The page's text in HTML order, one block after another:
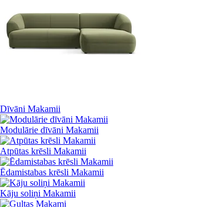
Dīvāni Makamii
Modulārie dīvāni Makamii
Atpūtas krēsli Makamii
Ēdamistabas krēsli Makamii
Kāju soliņi Makamii